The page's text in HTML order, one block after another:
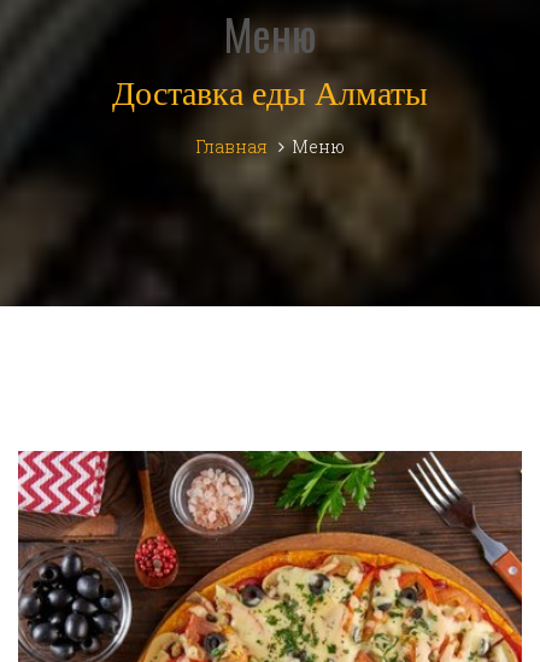
Меню
Доставка еды Алматы
Главная Меню